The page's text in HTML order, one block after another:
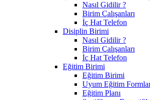
Nasıl Gidilir ?
Birim Çalışanları
İç Hat Telefon
Disiplin Birimi
Nasıl Gidilir ?
Birim Çalışanları
İç Hat Telefon
Eğitim Birimi
Eğitim Birimi
Uyum Eğitim
Eğitim Planı